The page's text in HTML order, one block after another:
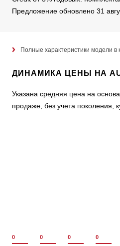
Предложение обновлено 31
Полные характеристики модели в
ДИНАМИКА ЦЕНЫ НА
Указана средняя цена на
продаже, без учета поколения,
0 0 0 0